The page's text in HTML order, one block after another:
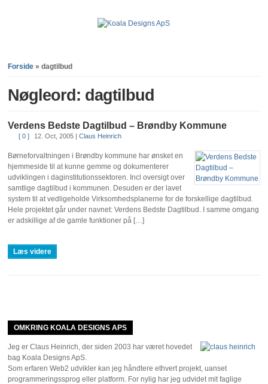
Forside »dagtilbud
Nøgleord: dagtilbud
Verdens Bedste Dagtilbud – Brøndby Kommune
[ 0 ] 12. Oct, 2005 |Claus Heinrich
Børneforvaltningen i Brøndby kommune har ønsket en
hjemmeside til at kunne gemme og dokumenterer
udviklingen i daginstitutionssektoren. Incl oversigt over
samtlige dagtilbud i kommunen. Desuden er der lavet
system til at vedligeholde Virksomhedsplanerne for de forskellige dagtilbud.
Hele projektet går under navnet: Verdens Bedste Dagtilbud. I samme omgang
er adskillige af de gamle funktioner på […]
Læs videre
OMKRING KOALA DESIGNS APS
Jeg er Claus Heinrich, der siden 2003 har været hovedet
bag Koala Designs ApS.
Som erfaren Web2 udvikler kan jeg håndtere ethvert projekt, uanset
programmeringssprog eller platform. For nylig har jeg udvidet mit faglige